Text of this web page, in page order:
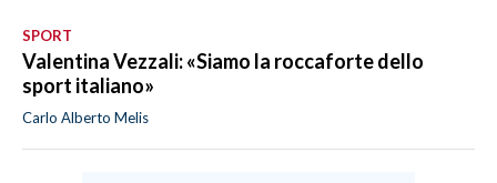
SPORT
Valentina Vezzali: «Siamo la roccaforte dello
sport italiano»
Carlo Alberto Melis